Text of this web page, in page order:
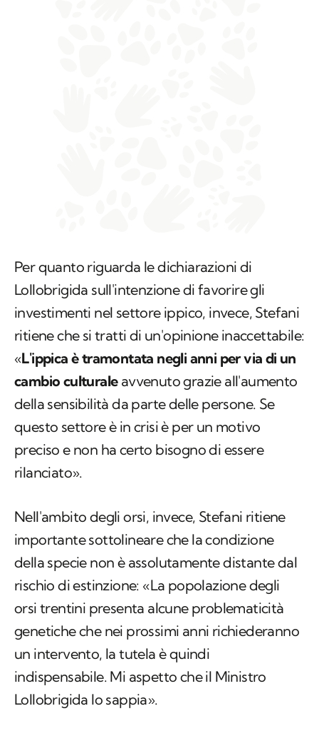
Per quanto riguarda le dichiarazioni di
Lollobrigida sull'intenzione di favorire gli
investimenti nel settore ippico, invece, Stefani
ritiene che si tratti di un'opinione inaccettabile:
«L'ippica è tramontata negli anni per via di un
cambio culturaleavvenuto grazie all'aumento
della sensibilità da parte delle persone. Se
questo settore è in crisi è per un motivo
preciso e non ha certo bisogno di essere
rilanciato».
Nell'ambito degli orsi, invece, Stefani ritiene
importante sottolineare che la condizione
della specie non è assolutamente distante dal
rischio di estinzione: «La popolazione degli
orsi trentini presenta alcune problematicità
genetiche che nei prossimi anni richiederanno
un intervento, la tutela è quindi
indispensabile. Mi aspetto che il Ministro
Lollobrigida lo sappia».